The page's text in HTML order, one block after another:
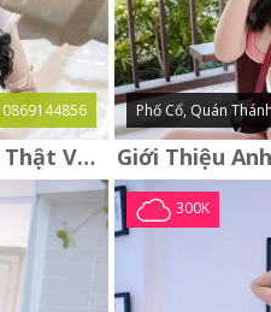
0869144856
Diệp Anh Phố Cổ, Ngực Thật Vú To Thơm Tho Quyến Rũ
Phố Cổ, Quán
300K